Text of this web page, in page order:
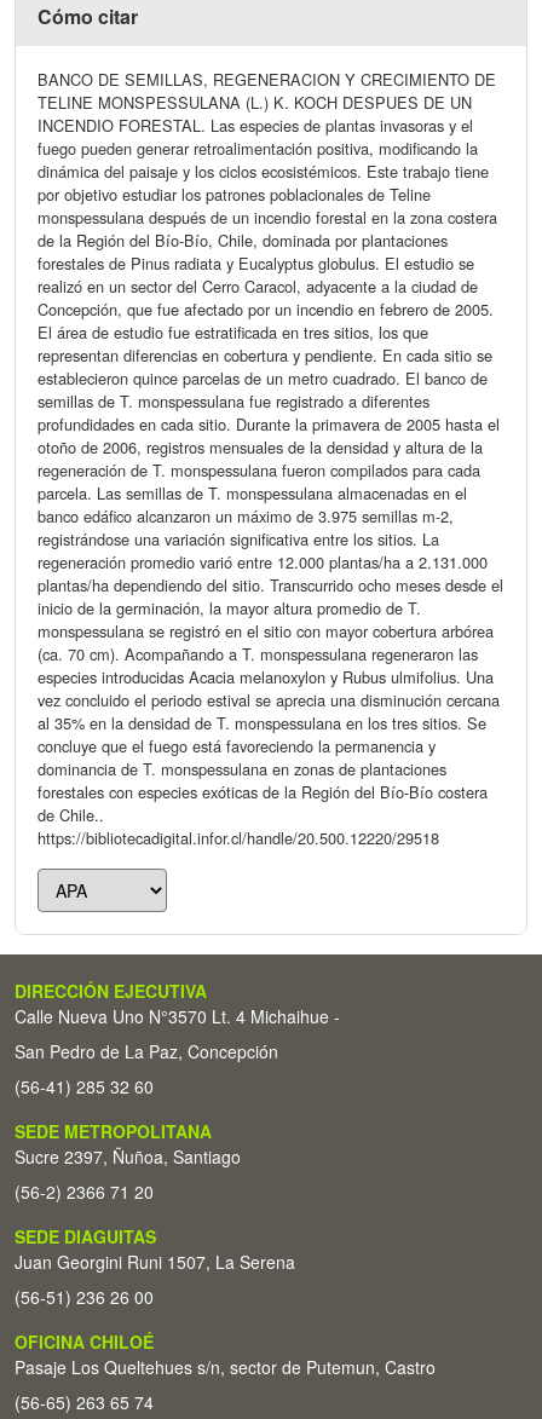
Cómo citar
BANCO DE SEMILLAS, REGENERACION Y CRECIMIENTO DE
TELINE MONSPESSULANA (L.) K. KOCH DESPUES DE UN
INCENDIO FORESTAL. Las especies de plantas invasoras y el
fuego pueden generar retroalimentación positiva, modificando la
dinámica del paisaje y los ciclos ecosistémicos. Este trabajo tiene
por objetivo estudiar los patrones poblacionales de Teline
monspessulana después de un incendio forestal en la zona costera
de la Región del Bío-Bío, Chile, dominada por plantaciones
forestales de Pinus radiata y Eucalyptus globulus. El estudio se
realizó en un sector del Cerro Caracol, adyacente a la ciudad de
Concepción, que fue afectado por un incendio en febrero de 2005.
El área de estudio fue estratificada en tres sitios, los que
representan diferencias en cobertura y pendiente. En cada sitio se
establecieron quince parcelas de un metro cuadrado. El banco de
semillas de T. monspessulana fue registrado a diferentes
profundidades en cada sitio. Durante la primavera de 2005 hasta el
otoño de 2006, registros mensuales de la densidad y altura de la
regeneración de T. monspessulana fueron compilados para cada
parcela. Las semillas de T. monspessulana almacenadas en el
banco edáfico alcanzaron un máximo de 3.975 semillas m-2,
registrándose una variación significativa entre los sitios. La
regeneración promedio varió entre 12.000 plantas/ha a 2.131.000
plantas/ha dependiendo del sitio. Transcurrido ocho meses desde el
inicio de la germinación, la mayor altura promedio de T.
monspessulana se registró en el sitio con mayor cobertura arbórea
(ca. 70 cm). Acompañando a T. monspessulana regeneraron las
especies introducidas Acacia melanoxylon y Rubus ulmifolius. Una
vez concluido el periodo estival se aprecia una disminución cercana
al 35% en la densidad de T. monspessulana en los tres sitios. Se
concluye que el fuego está favoreciendo la permanencia y
dominancia de T. monspessulana en zonas de plantaciones
forestales con especies exóticas de la Región del Bío-Bío costera
de Chile..
https://bibliotecadigital.infor.cl/handle/20.500.12220/29518
DIRECCIÓN EJECUTIVA
Calle Nueva Uno N°3570 Lt. 4 Michaihue -
San Pedro de La Paz, Concepción
(56-41) 285 32 60
SEDE METROPOLITANA
Sucre 2397, Ñuñoa, Santiago
(56-2) 2366 71 20
SEDE DIAGUITAS
Juan Georgini Runi 1507, La Serena
(56-51) 236 26 00
OFICINA CHILOÉ
Pasaje Los Queltehues s/n, sector de Putemun, Castro
(56-65) 263 65 74